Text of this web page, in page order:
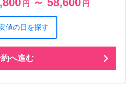
円 円
値の日を探す
へ進む